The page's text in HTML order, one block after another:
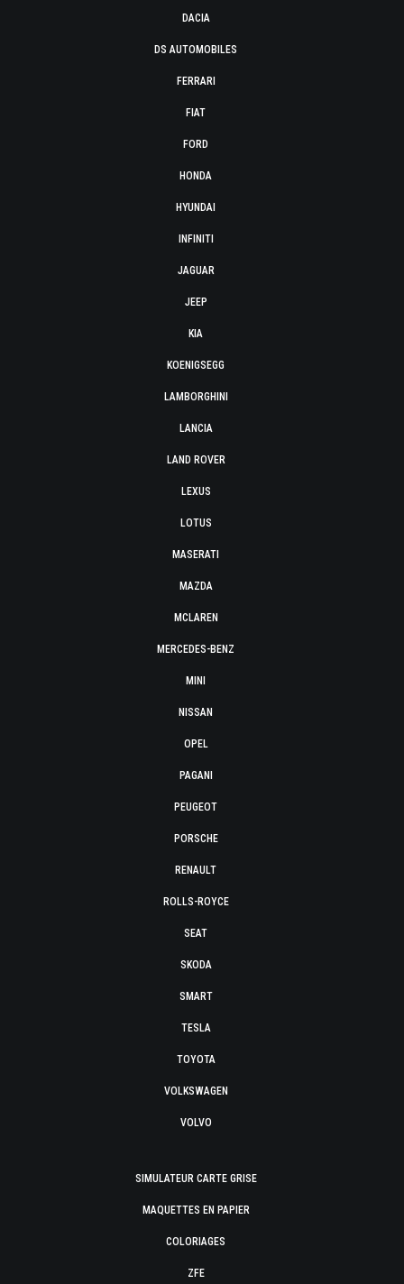
DACIA
DS AUTOMOBILES
FERRARI
FIAT
FORD
HONDA
HYUNDAI
INFINITI
JAGUAR
JEEP
KIA
KOENIGSEGG
LAMBORGHINI
LANCIA
LAND ROVER
LEXUS
LOTUS
MASERATI
MAZDA
MCLAREN
MERCEDES-BENZ
MINI
NISSAN
OPEL
PAGANI
PEUGEOT
PORSCHE
RENAULT
ROLLS-ROYCE
SEAT
SKODA
SMART
TESLA
TOYOTA
VOLKSWAGEN
VOLVO
SIMULATEUR CARTE GRISE
MAQUETTES EN PAPIER
COLORIAGES
ZFE